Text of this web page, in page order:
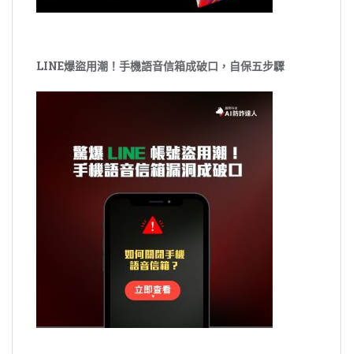
LINE爆盜用潮！手機語音信箱成破口，自保五步驟